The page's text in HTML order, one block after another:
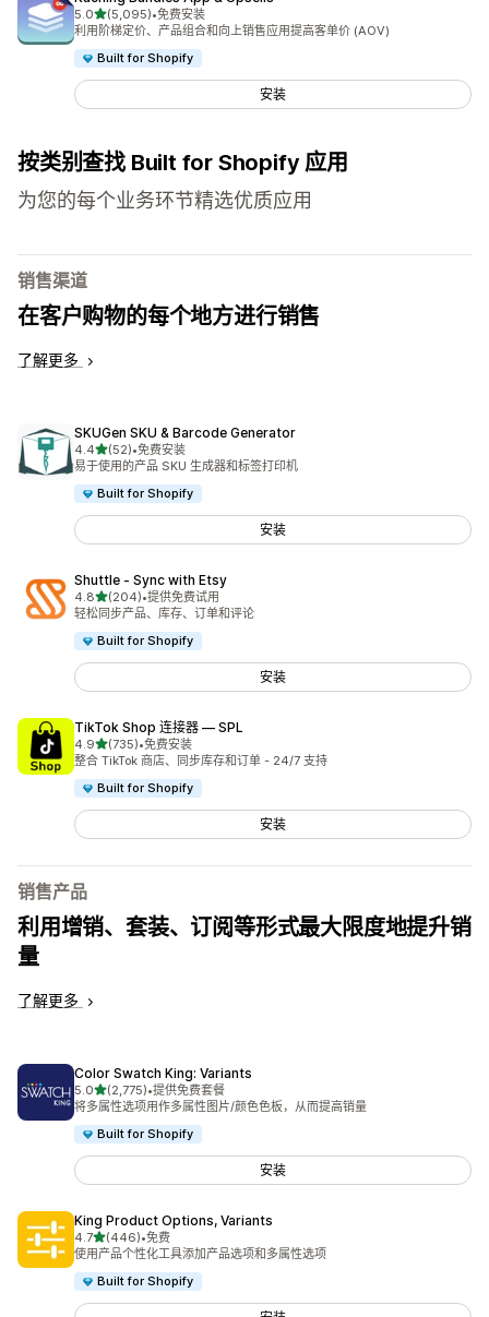
5.0星（满分 5 星）
(5,095)
总共 5095 条评论
•免费安装
利用阶梯定价、产品组合和向上销售应用提高客单价 (AOV)
Built for Shopify
安装
按类别查找 Built for Shopify 应用
为您的每个业务环节精选优质应用
销售渠道
在客户购物的每个地方进行销售
了解更多
SKUGen SKU & Barcode Generator
4.4星（满分 5 星）
(52)
总共 52 条评论
•免费安装
易于使用的产品 SKU 生成器和标签打印机
Built for Shopify
安装
Shuttle ‑ Sync with Etsy
4.8星（满分 5 星）
(204)
总共 204 条评论
•提供免费试用
轻松同步产品、库存、订单和评论
Built for Shopify
安装
TikTok Shop 连接器 — SPL
4.9星（满分 5 星）
(735)
总共 735 条评论
•免费安装
整合 TikTok 商店、同步库存和订单 - 24/7 支持
Built for Shopify
安装
销售产品
利用增销、套装、订阅等形式最大限度地提升销
量
了解更多
Color Swatch King: Variants
5.0星（满分 5 星）
(2,775)
总共 2775 条评论
•提供免费套餐
将多属性选项用作多属性图片/颜色色板，从而提高销量
Built for Shopify
安装
King Product Options, Variants
4.7星（满分 5 星）
(446)
总共 446 条评论
•免费
使用产品个性化工具添加产品选项和多属性选项
Built for Shopify